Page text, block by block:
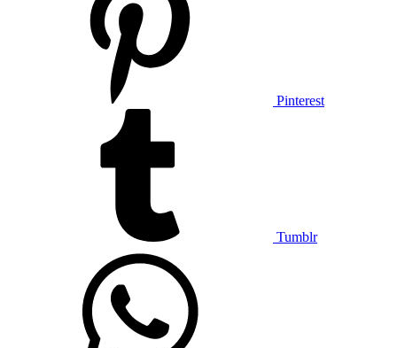
Pinterest
Tumblr